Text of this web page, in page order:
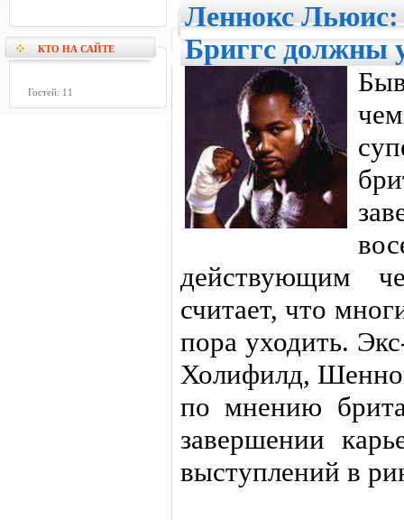
КТО НА САЙТЕ
Гостей: 11
Леннокс
Бриггс должны
действующим
считает, что
пора уходить.
Холифилд,
по мнению
завершении
выступлений в